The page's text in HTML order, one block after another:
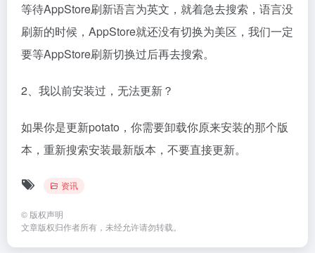
等待AppStore刷新语言为英文，就着急去搜索，语言没
刷新的时候，AppStore就还没有切换为美区，我们一定
要等AppStore刷新切换过后再去搜索。
2、我以前安装过，无法更新？
如果你是更新potato，你需要卸载你原来安装的那个版
本，重新搜索安装最新版本，不要直接更新。
资讯
© 版权声明
文章版权归作者所有，未经允许请勿转载。